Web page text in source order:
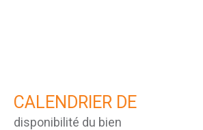
CALENDRIER DE
disponibilité du bien